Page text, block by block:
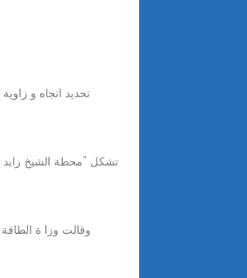
تحديد اتجاه و